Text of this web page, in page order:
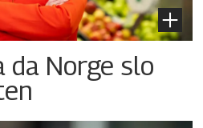
da Norge slo